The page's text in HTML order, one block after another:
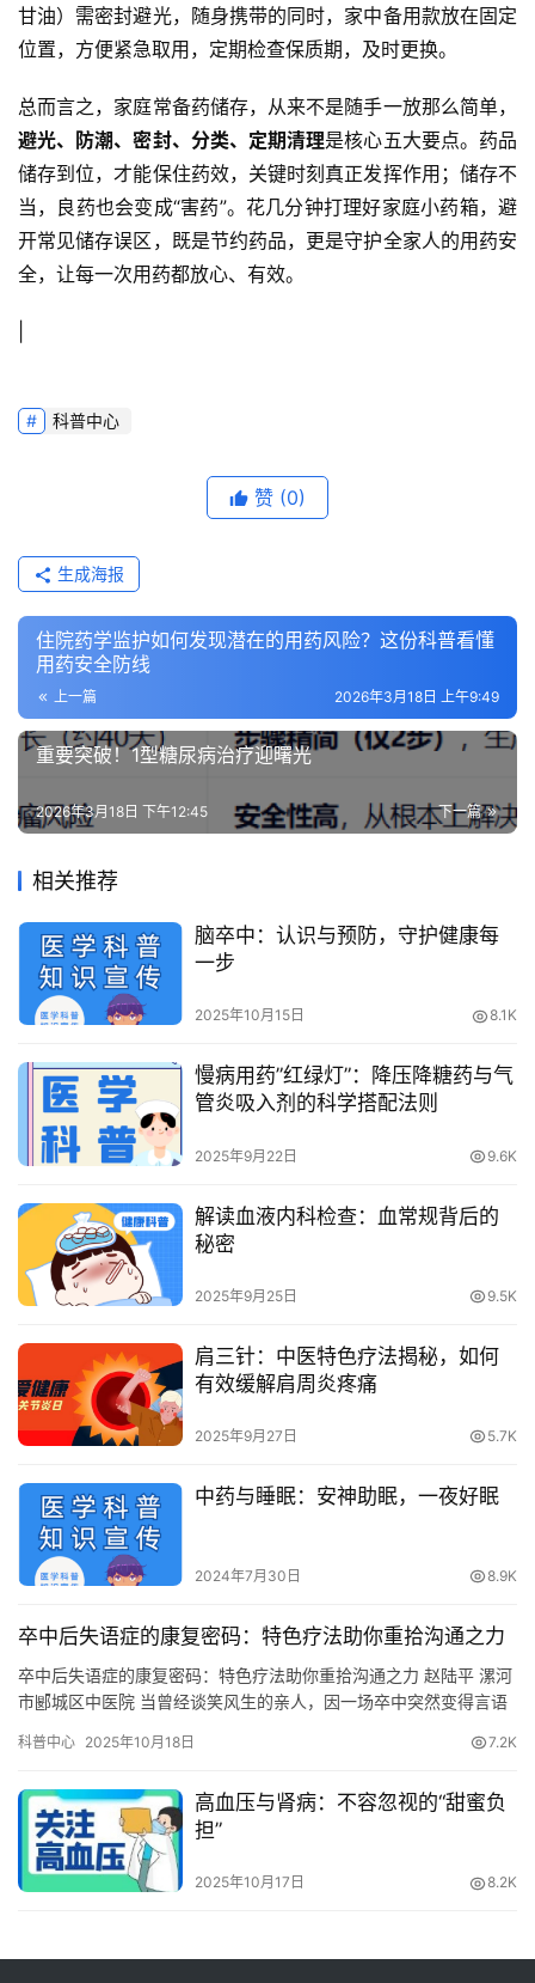
甘油）需密封避光，随身携带的同时，家中备用款放在固定
位置，方便紧急取用，定期检查保质期，及时更换。
总而言之，家庭常备药储存，从来不是随手一放那么简单，
避光、防潮、密封、分类、定期清理是核心五大要点。药品
储存到位，才能保住药效，关键时刻真正发挥作用；储存不
当，良药也会变成“害药”。花几分钟打理好家庭小药箱，避
开常见储存误区，既是节约药品，更是守护全家人的用药安
全，让每一次用药都放心、有效。
科普中心
赞 (0)
生成海报
住院药学监护如何发现潜在的用药风险？这份科普看懂
用药安全防线
上一篇 2026年3月18日 上午9:49
重要突破！1型糖尿病治疗迎曙光
下一篇
2026年3月18日 下午12:45
相关推荐
脑卒中：认识与预防，守护健康每
一步
2025年10月15日 8.1K
慢病用药”红绿灯”：降压降糖药与气
管炎吸入剂的科学搭配法则
2025年9月22日 9.6K
解读血液内科检查：血常规背后的
秘密
2025年9月25日 9.5K
肩三针：中医特色疗法揭秘，如何
有效缓解肩周炎疼痛
2025年9月27日 5.7K
中药与睡眠：安神助眠，一夜好眠
2024年7月30日 8.9K
卒中后失语症的康复密码：特色疗法助你重拾沟通之力
卒中后失语症的康复密码：特色疗法助你重拾沟通之力 赵陆平 漯河
市郾城区中医院 当曾经谈笑风生的亲人，因一场卒中突然变得言语
种常见却鲜为人知的后遗症 —— 卒中后失语症。世界卫生组织数据
障，阻断患者与外界的交流，…
科普中心 2025年10月18日 7.2K
高血压与肾病：不容忽视的“甜蜜负
担”
2025年10月17日 8.2K